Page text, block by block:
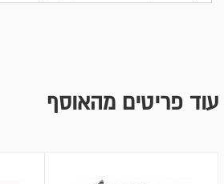
עוד פריטים מהאוסף